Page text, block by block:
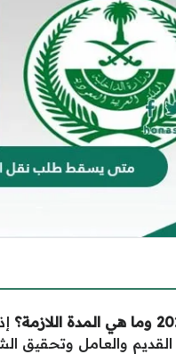
؟
والعامل وتحقيق